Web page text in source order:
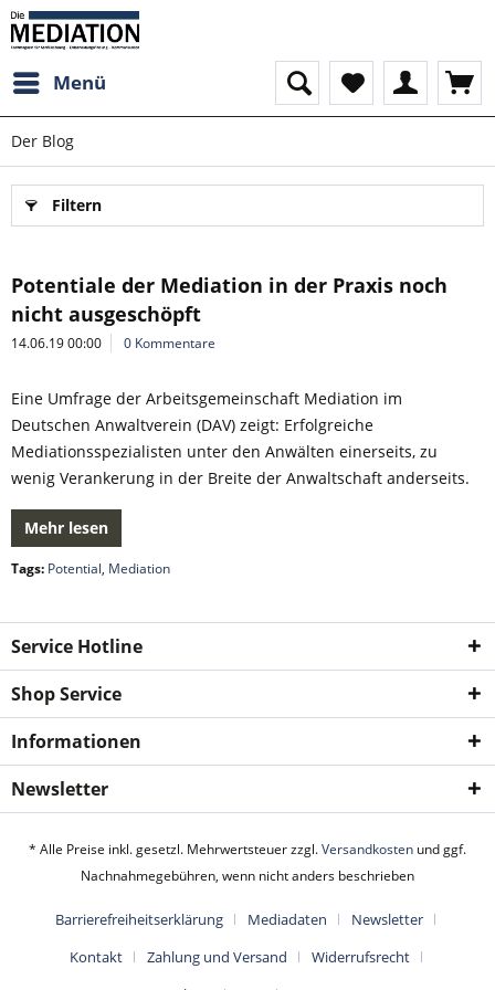
Menü
Der Blog
Filtern
Potentiale der Mediation in der Praxis noch
nicht ausgeschöpft
14.06.19 00:00 0 Kommentare
Eine Umfrage der Arbeitsgemeinschaft Mediation im
Deutschen Anwaltverein (DAV) zeigt: Erfolgreiche
Mediationsspezialisten unter den Anwälten einerseits, zu
wenig Verankerung in der Breite der Anwaltschaft anderseits.
Mehr lesen
Tags: Potential, Mediation
Service Hotline
Shop Service
Informationen
Newsletter
* Alle Preise inkl. gesetzl. Mehrwertsteuer zzgl.Versandkosten und ggf.
Nachnahmegebühren, wenn nicht anders beschrieben
Barrierefreiheitserklärung Mediadaten
Newsletter
Kontakt
Zahlung und Versand
Widerrufsrecht